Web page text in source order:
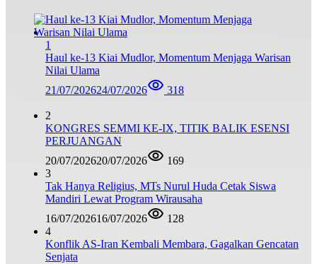
1
Haul ke-13 Kiai Mudlor, Momentum Menjaga Warisan
Nilai Ulama
21/07/202624/07/2026 318
2
KONGRES SEMMI KE-IX, TITIK BALIK ESENSI
PERJUANGAN
20/07/202620/07/2026
169
3
Tak Hanya Religius, MTs Nurul Huda Cetak Siswa
Mandiri Lewat Program Wirausaha
16/07/202616/07/2026
128
4
Konflik AS-Iran Kembali Membara, Gagalkan Gencatan
Senjata